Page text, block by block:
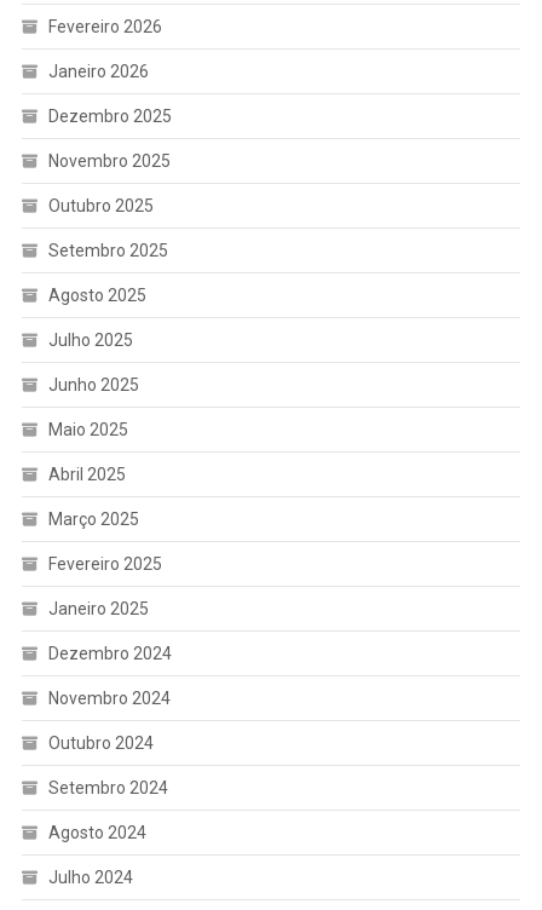
Fevereiro 2026
Janeiro 2026
Dezembro 2025
Novembro 2025
Outubro 2025
Setembro 2025
Agosto 2025
Julho 2025
Junho 2025
Maio 2025
Abril 2025
Março 2025
Fevereiro 2025
Janeiro 2025
Dezembro 2024
Novembro 2024
Outubro 2024
Setembro 2024
Agosto 2024
Julho 2024